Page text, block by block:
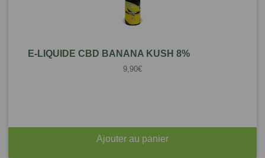
E-LIQUIDE CBD BANANA KUSH 8%
9,90€
Ajouter au panier